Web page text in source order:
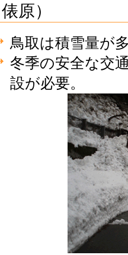
俵原）
鳥取は積雪量が
冬季の安全な交
設が必要。